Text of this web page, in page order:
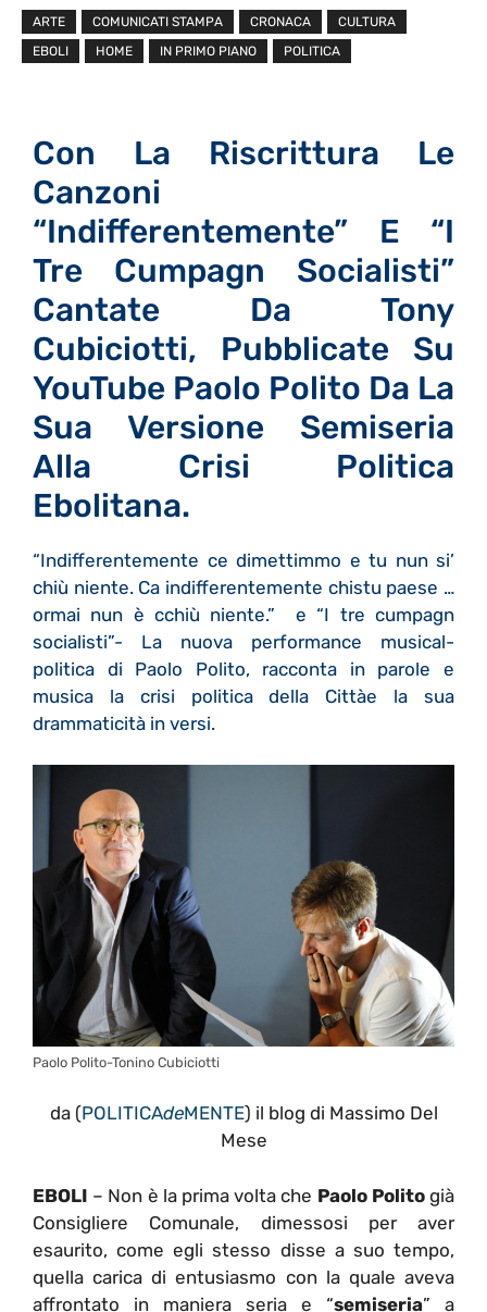
ARTE COMUNICATI STAMPA CRONACA
CULTURA
EBOLI
HOME IN PRIMO PIANO POLITICA
Con La Riscrittura Le
Canzoni
“Indifferentemente” E “I
Tre Cumpagn Socialisti”
Cantate Da Tony
Cubiciotti, Pubblicate Su
YouTube Paolo Polito Da La
Sua Versione Semiseria
Alla Crisi Politica
Ebolitana.
“Indifferentemente ce dimettimmo e tu nun si’
chiù niente. Ca indifferentemente chistu paese …
ormai nun è cchiù niente.” e “I tre cumpagn
socialisti”- La nuova performance musical-
politica di Paolo Polito, racconta in parole e
musica la crisi politica della Cittàe la sua
drammaticità in versi.
Paolo Polito-Tonino Cubiciotti
da (POLITICAdeMENTE) il blog di Massimo Del
Mese
EBOLI – Non è la prima volta che Paolo Politogià
Consigliere Comunale, dimessosi per aver
esaurito, come egli stesso disse a suo tempo,
quella carica di entusiasmo con la quale aveva
affrontato in maniera seria e “semiseria” a